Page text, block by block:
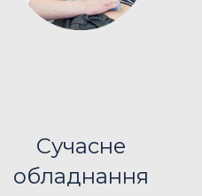
Сучасне
обладнання